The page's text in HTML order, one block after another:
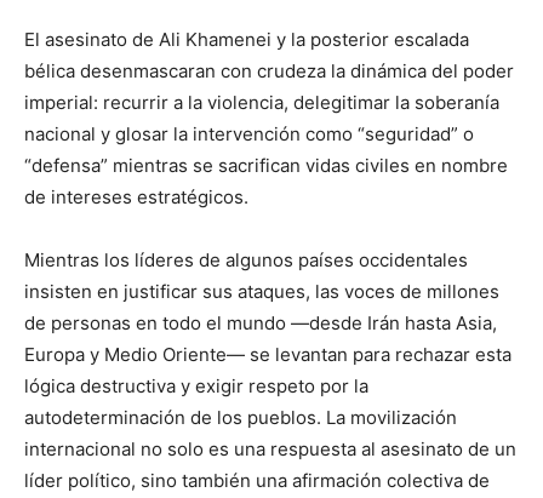
El asesinato de Ali Khamenei y la posterior escalada
bélica desenmascaran con crudeza la dinámica del poder
imperial: recurrir a la violencia, delegitimar la soberanía
nacional y glosar la intervención como “seguridad” o
“defensa” mientras se sacrifican vidas civiles en nombre
de intereses estratégicos.
Mientras los líderes de algunos países occidentales
insisten en justificar sus ataques, las voces de millones
de personas en todo el mundo —desde Irán hasta Asia,
Europa y Medio Oriente— se levantan para rechazar esta
lógica destructiva y exigir respeto por la
autodeterminación de los pueblos. La movilización
internacional no solo es una respuesta al asesinato de un
líder político, sino también una afirmación colectiva de